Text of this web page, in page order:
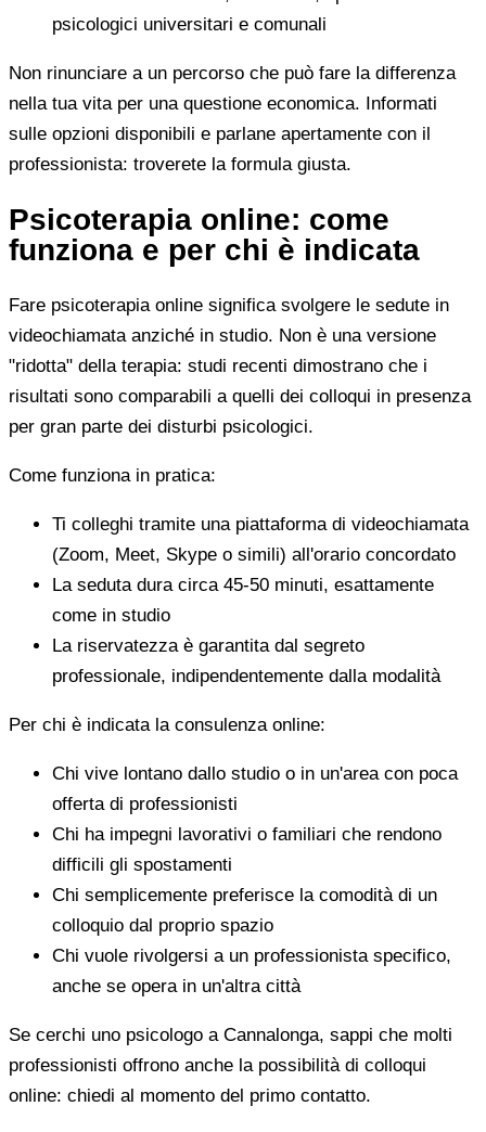
psicologici universitari e comunali
Non rinunciare a un percorso che può fare la differenza
nella tua vita per una questione economica. Informati
sulle opzioni disponibili e parlane apertamente con il
professionista: troverete la formula giusta.
Psicoterapia online: come
funziona e per chi è indicata
Fare psicoterapia online significa svolgere le sedute in
videochiamata anziché in studio. Non è una versione
"ridotta" della terapia: studi recenti dimostrano che i
risultati sono comparabili a quelli dei colloqui in presenza
per gran parte dei disturbi psicologici.
Come funziona in pratica:
Ti colleghi tramite una piattaforma di videochiamata
(Zoom, Meet, Skype o simili) all'orario concordato
La seduta dura circa 45-50 minuti, esattamente
come in studio
La riservatezza è garantita dal segreto
professionale, indipendentemente dalla modalità
Per chi è indicata la consulenza online:
Chi vive lontano dallo studio o in un'area con poca
offerta di professionisti
Chi ha impegni lavorativi o familiari che rendono
difficili gli spostamenti
Chi semplicemente preferisce la comodità di un
colloquio dal proprio spazio
Chi vuole rivolgersi a un professionista specifico,
anche se opera in un'altra città
Se cerchi uno psicologo a Cannalonga, sappi che molti
professionisti offrono anche la possibilità di colloqui
online: chiedi al momento del primo contatto.